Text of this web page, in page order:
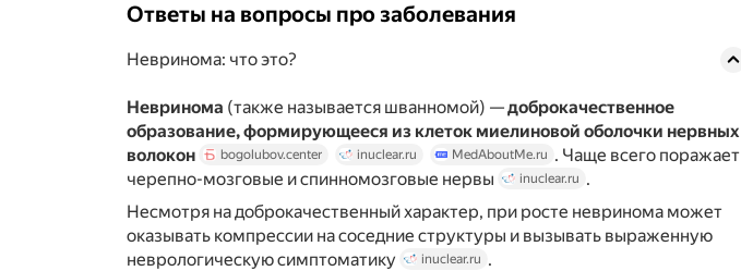
Ответы на вопросы про заболевания
Невринома: что это?
Невринома (также называется шванномой) —доброкачественное
образование, формирующееся из клеток миелиновой оболочки нервных
волокон
bogolubov.center inuclear.ru MedAboutMe.ru . Чаще всего поражает
черепно-мозговые и спинномозговые нервы
inuclear.ru .
Несмотря на доброкачественный характер, при росте невринома может
оказывать компрессии на соседние структуры и вызывать выраженную
неврологическую симптоматику
inuclear.ru .